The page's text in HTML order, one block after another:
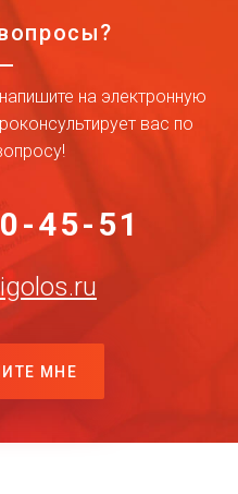
на электронную
вас по
45-51
МНЕ